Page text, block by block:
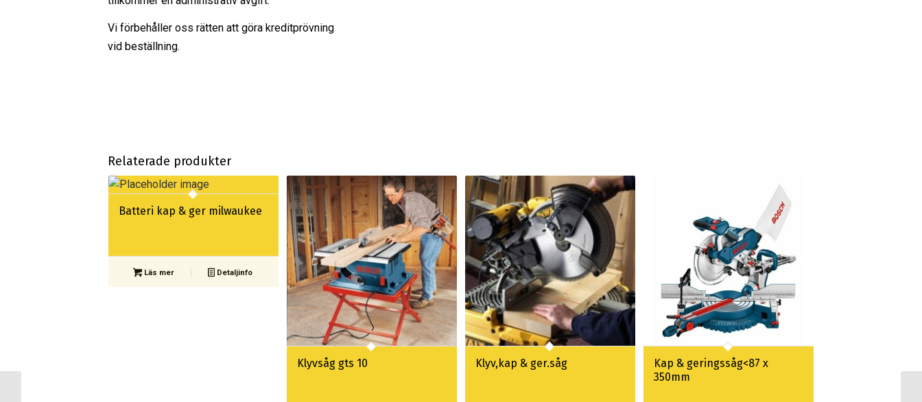
Vi förbehåller oss rätten att göra kreditprövning
vid beställning.
Relaterade produkter
Batteri kap & ger milwaukee
Läs mer Detaljinfo
Klyvsåg gts 10 Klyv,kap & ger.såg
Kap & geringssåg<87 x
350mm